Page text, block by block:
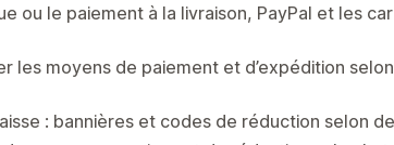
ou le paiement à la livraison, PayPal et les
les moyens de paiement et d’expédition
: bannières et codes de réduction selon